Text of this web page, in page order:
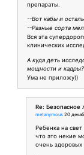
препараты.
--Вот кабы и
--Разные сорта
Вся эта
клинических
А куда деть
мощности и кадры?
Ума не приложу))
Re: Безопасное
metanymous 20
Ребенка на
что это некие
очень